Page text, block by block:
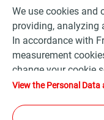
Conditions
We use cookies and
providing, analyzing
In accordance with
measurement
change your cookie
"Manage my
device. If you click
View the Personal Data